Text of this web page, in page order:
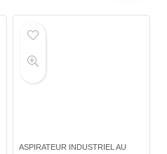
ASPIRATEUR INDUSTRIEL AU